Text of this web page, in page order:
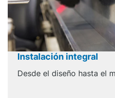
Instalación integral
Desde el diseño hasta el